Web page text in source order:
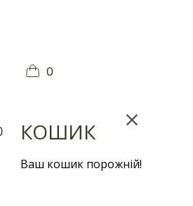
0
КОШИК
Ваш кошик порожній!